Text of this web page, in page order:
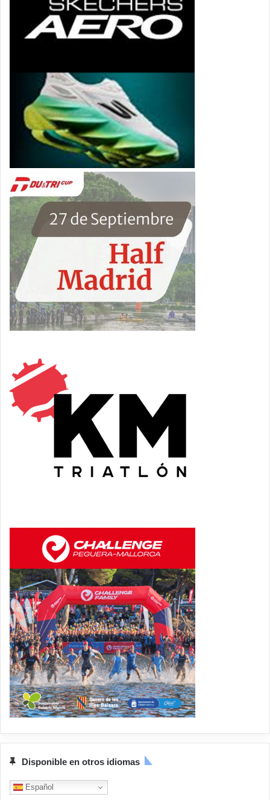
Disponible en otros idiomas
Español